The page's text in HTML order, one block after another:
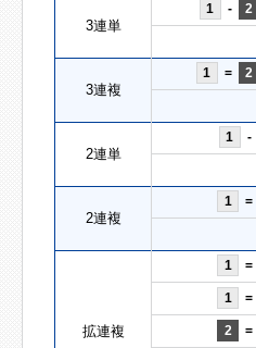
3連単
1 - 2
3連複
1 = 2
2連単
1 -
2連複
1 =
拡連複
1 =
1 =
2 =